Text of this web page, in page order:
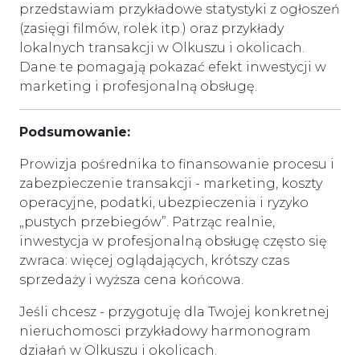
przedstawiam przykładowe statystyki z ogłoszeń
(zasięgi filmów, rolek itp.) oraz przykłady
lokalnych transakcji w Olkuszu i okolicach.
Dane te pomagają pokazać efekt inwestycji w
marketing i profesjonalną obsługę.
Podsumowanie:
Prowizja pośrednika to finansowanie procesu i
zabezpieczenie transakcji - marketing, koszty
operacyjne, podatki, ubezpieczenia i ryzyko
„pustych przebiegów”. Patrząc realnie,
inwestycja w profesjonalną obsługę często się
zwraca: więcej oglądających, krótszy czas
sprzedaży i wyższa cena końcowa.
Jeśli chcesz - przygotuję dla Twojej konkretnej
nieruchomosci przykładowy harmonogram
działań w Olkuszu i okolicach.